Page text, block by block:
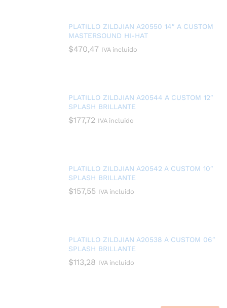
PLATILLO ZILDJIAN A20550 14″ A CUSTOM
MASTERSOUND HI-HAT
$470,47 IVA incluido
PLATILLO ZILDJIAN A20544 A CUSTOM 12″
SPLASH BRILLANTE
$177,72 IVA incluido
PLATILLO ZILDJIAN A20542 A CUSTOM 10″
SPLASH BRILLANTE
$157,55 IVA incluido
PLATILLO ZILDJIAN A20538 A CUSTOM 06″
SPLASH BRILLANTE
$113,28 IVA incluido